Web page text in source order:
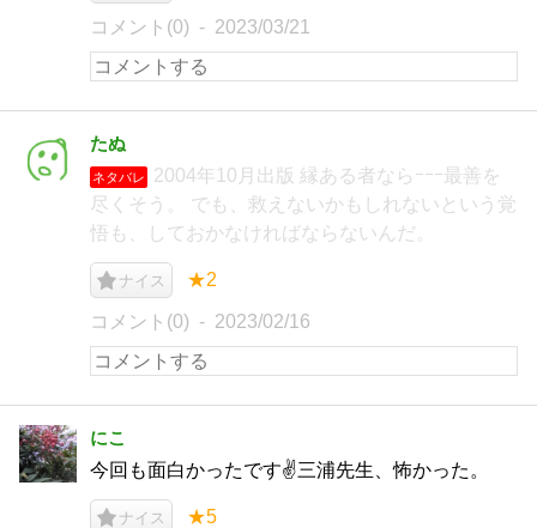
コメント(0) 2023/03/21
たぬ
ネタバレ
2004年10月出版 縁ある者ならｰｰｰ最善を
尽くそう。 でも、救えないかもしれないという覚
悟も、しておかなければならないんだ。
ナイス ★2
コメント(0) 2023/02/16
にこ
今回も面白かったです✌️三浦先生、怖かった。
ナイス ★5